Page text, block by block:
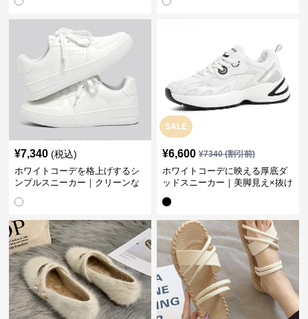
¥7,340 (税込)
ホワイトコーデを格上げするシ
ンプルスニーカー｜クリーンな
SALE
¥6,600 ¥7340(割引前)
ホワイトコーデに映える厚底ダ
ッドスニーカー｜美脚見え×抜け